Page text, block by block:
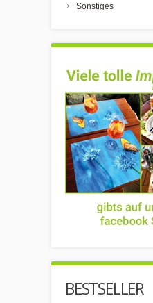
Sonstiges
BESTSELLER